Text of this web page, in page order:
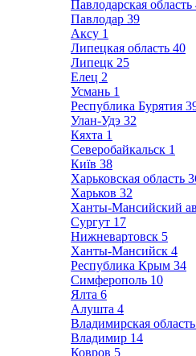
Павлодарская область
Павлодар 39
Аксу 1
Липецкая область 40
Липецк 25
Елец 2
Усмань 1
Республика Бурятия
Улан-Удэ 32
Кяхта 1
Северобайкальск 1
Київ 38
Харьковская область
Харьков 32
Ханты-Мансийский
Сургут 17
Нижневартовск 5
Ханты-Мансийск 4
Республика Крым 34
Симферополь 10
Ялта 6
Алушта 4
Владимирская область
Владимир 14
Ковров 5